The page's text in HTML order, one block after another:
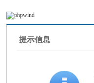
提示信息